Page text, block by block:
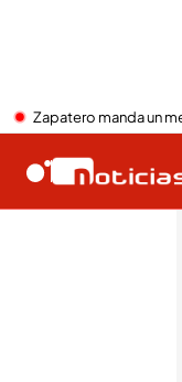
Zapatero manda un